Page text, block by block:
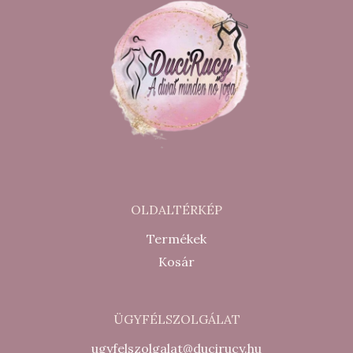
OLDALTÉRKÉP
Termékek
Kosár
ÜGYFÉLSZOLGÁLAT
ugyfelszolgalat@ducirucy.hu